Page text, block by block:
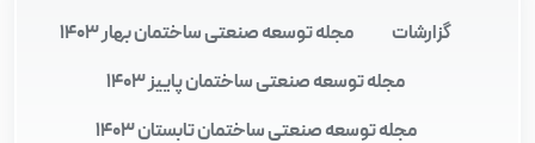
گزارشات
مجله توسعه صنعتی ساختمان بهار 1403
مجله توسعه صنعتی ساختمان پاییز 1403
مجله توسعه صنعتی ساختمان تابستان 1403